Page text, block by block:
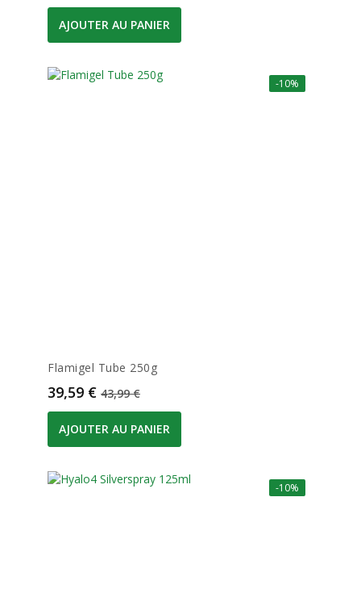
AJOUTER AU PANIER
-10%
Flamigel Tube 250g
Prix
39,59 € Prix de base
43,99 €
AJOUTER AU PANIER
-10%